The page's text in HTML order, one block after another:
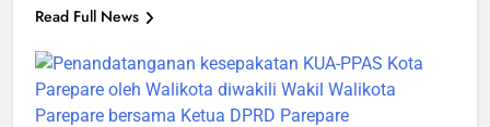
Read Full News